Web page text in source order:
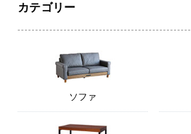
カテゴリー
ソファ